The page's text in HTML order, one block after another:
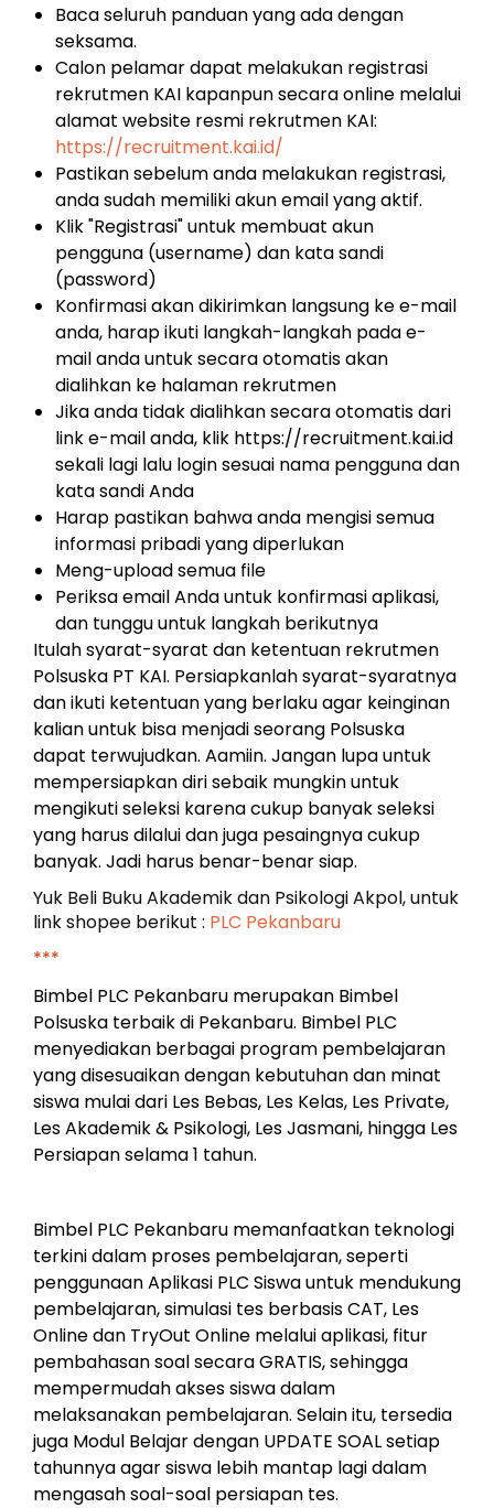
Baca seluruh panduan yang ada dengan
seksama.
Calon pelamar dapat melakukan registrasi
rekrutmen KAI kapanpun secara online melalui
alamat website resmi rekrutmen KAI:
https://recruitment.kai.id/
Pastikan sebelum anda melakukan registrasi,
anda sudah memiliki akun email yang aktif.
Klik "Registrasi" untuk membuat akun
pengguna (username) dan kata sandi
(password)
Konfirmasi akan dikirimkan langsung ke e-mail
anda, harap ikuti langkah-langkah pada e-
mail anda untuk secara otomatis akan
dialihkan ke halaman rekrutmen
Jika anda tidak dialihkan secara otomatis dari
link e-mail anda, klik https://recruitment.kai.id
sekali lagi lalu login sesuai nama pengguna dan
kata sandi Anda
Harap pastikan bahwa anda mengisi semua
informasi pribadi yang diperlukan
Meng-upload semua file
Periksa email Anda untuk konfirmasi aplikasi,
dan tunggu untuk langkah berikutnya
Itulah syarat-syarat dan ketentuan rekrutmen
Polsuska PT KAI. Persiapkanlah syarat-syaratnya
dan ikuti ketentuan yang berlaku agar keinginan
kalian untuk bisa menjadi seorang Polsuska
dapat terwujudkan. Aamiin. Jangan lupa untuk
mempersiapkan diri sebaik mungkin untuk
mengikuti seleksi karena cukup banyak seleksi
yang harus dilalui dan juga pesaingnya cukup
banyak. Jadi harus benar-benar siap.
Yuk Beli Buku Akademik dan Psikologi Akpol, untuk
link shopee berikut : PLC Pekanbaru
***
Bimbel PLC Pekanbaru merupakan Bimbel
Polsuska terbaik di Pekanbaru. Bimbel PLC
menyediakan berbagai program pembelajaran
yang disesuaikan dengan kebutuhan dan minat
siswa mulai dari Les Bebas, Les Kelas, Les Private,
Les Akademik & Psikologi, Les Jasmani, hingga Les
Persiapan selama 1 tahun.
Bimbel PLC Pekanbaru memanfaatkan teknologi
terkini dalam proses pembelajaran, seperti
penggunaan Aplikasi PLC Siswa untuk mendukung
pembelajaran, simulasi tes berbasis CAT, Les
Online dan TryOut Online melalui aplikasi, fitur
pembahasan soal secara GRATIS, sehingga
mempermudah akses siswa dalam
melaksanakan pembelajaran. Selain itu, tersedia
juga Modul Belajar dengan UPDATE SOAL setiap
tahunnya agar siswa lebih mantap lagi dalam
mengasah soal-soal persiapan tes.